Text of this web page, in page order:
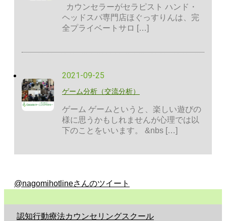
カウンセラーがセラピスト ハンド・
ヘッドスパ専門店ほぐっすりんは、完
全プライベートサロ […]
2021-09-25
ゲーム分析（交流分析）
ゲーム ゲームというと、楽しい遊びの
様に思うかもしれませんが心理では以
下のことをいいます。 &nbs […]
@nagomihotlineさんのツイート
認知行動療法カウンセリングスクール